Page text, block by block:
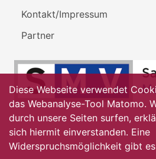
Kontakt/Impressum
Partner
Diese Webseite verwendet
das Webanalyse-Tool Matomo.
durch unsere Seiten surfen,
sich hiermit einverstanden. Eine
Widerspruchsmöglichkeit gibt es